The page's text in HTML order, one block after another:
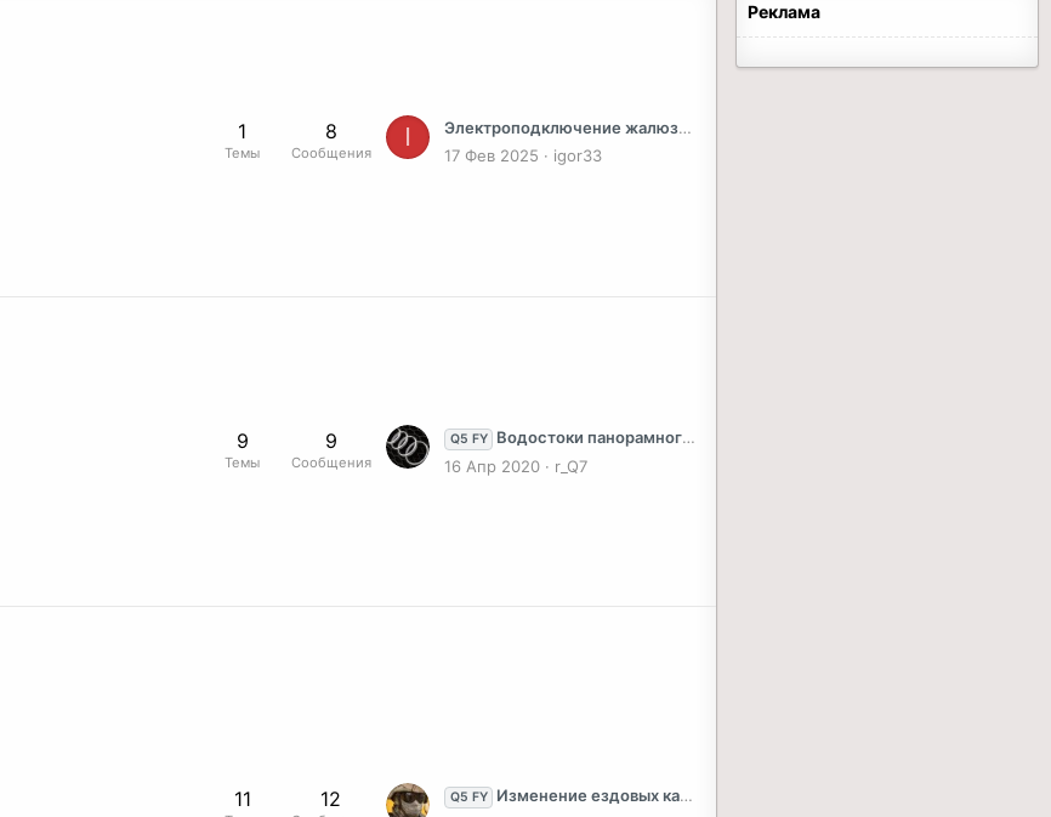
Темы
1
Сообщения
8 I
Электроподключение жалюзей радиатора audi q5 fy 2018
17 Фев 2025
igor33
Темы
9
Сообщения
9 Q5 FY
Водостоки панорамного сдвижного люка: проверка - Audi Q5 FY
16 Апр 2020
r_Q7
11 12 Q5 FY
Изменение ездовых качеств, ограничение работоспособности вследствие попадания дизельного топлива в бензин
Реклама